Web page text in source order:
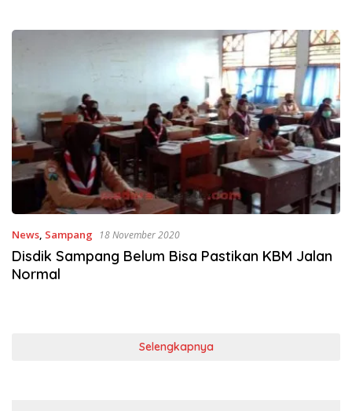
News, Sampang 18 November 2020
Disdik Sampang Belum Bisa Pastikan KBM Jalan
Normal
Selengkapnya